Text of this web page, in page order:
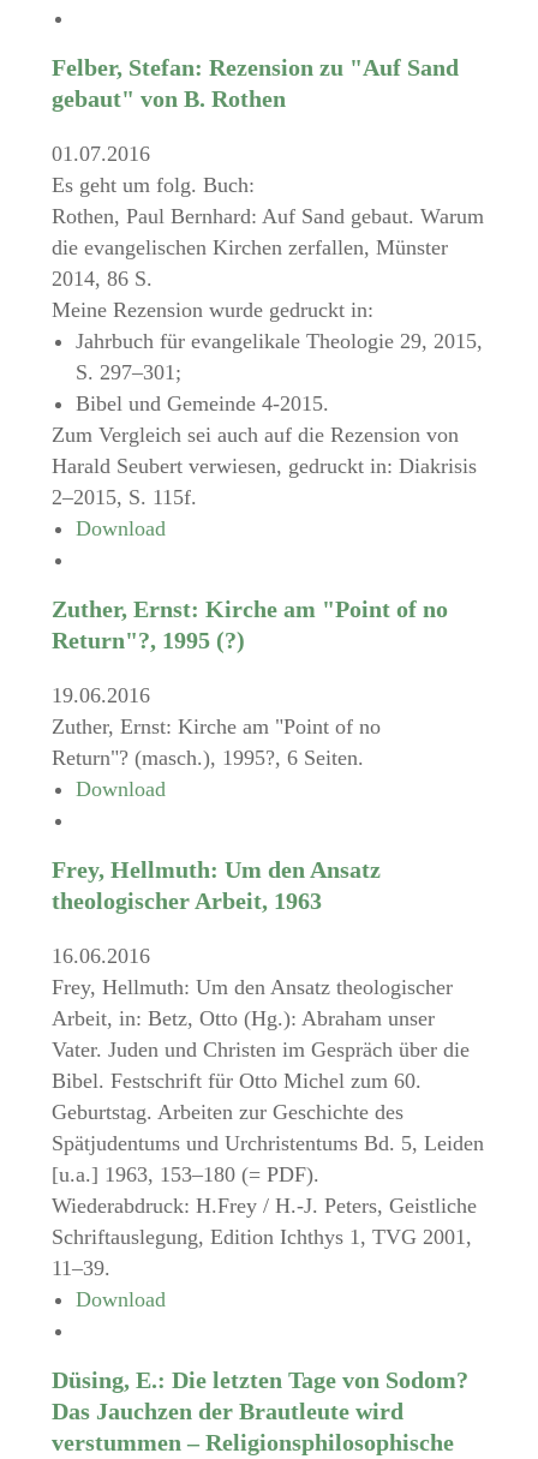
Felber, Stefan: Rezension zu "Auf Sand
gebaut" von B. Rothen
01.07.2016
Es geht um folg. Buch:
Rothen, Paul Bernhard: Auf Sand gebaut. Warum
die evangelischen Kirchen zerfallen, Münster
2014, 86 S.
Meine Rezension wurde gedruckt in:
Jahrbuch für evangelikale Theologie 29, 2015,
S. 297–301;
Bibel und Gemeinde 4-2015.
Zum Vergleich sei auch auf die Rezension von
Harald Seubert verwiesen, gedruckt in: Diakrisis
2–2015, S. 115f.
Download
Zuther, Ernst: Kirche am "Point of no
Return"?, 1995 (?)
19.06.2016
Zuther, Ernst: Kirche am "Point of no
Return"? (masch.), 1995?, 6 Seiten.
Download
Frey, Hellmuth: Um den Ansatz
theologischer Arbeit, 1963
16.06.2016
Frey, Hellmuth: Um den Ansatz theologischer
Arbeit, in: Betz, Otto (Hg.): Abraham unser
Vater. Juden und Christen im Gespräch über die
Bibel. Festschrift für Otto Michel zum 60.
Geburtstag. Arbeiten zur Geschichte des
Spätjudentums und Urchristentums Bd. 5, Leiden
[u.a.] 1963, 153–180 (= PDF).
Wiederabdruck: H.Frey / H.-J. Peters, Geistliche
Schriftauslegung, Edition Ichthys 1, TVG 2001,
11–39.
Download
Düsing, E.: Die letzten Tage von Sodom?
Das Jauchzen der Brautleute wird
verstummen – Religionsphilosophische